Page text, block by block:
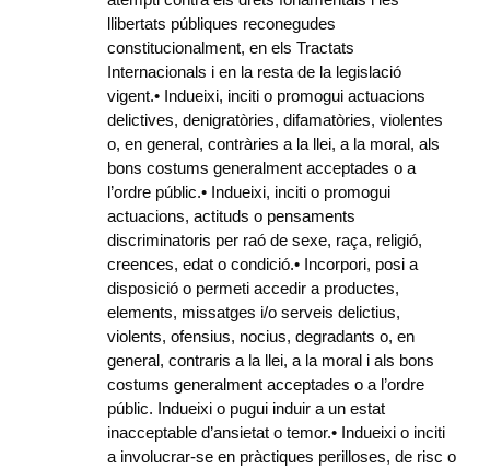
llibertats públiques reconegudes
constitucionalment, en els Tractats
Internacionals i en la resta de la legislació
vigent.• Indueixi, inciti o promogui actuacions
delictives, denigratòries, difamatòries, violentes
o, en general, contràries a la llei, a la moral, als
bons costums generalment acceptades o a
l’ordre públic.• Indueixi, inciti o promogui
actuacions, actituds o pensaments
discriminatoris per raó de sexe, raça, religió,
creences, edat o condició.• Incorpori, posi a
disposició o permeti accedir a productes,
elements, missatges i/o serveis delictius,
violents, ofensius, nocius, degradants o, en
general, contraris a la llei, a la moral i als bons
costums generalment acceptades o a l’ordre
públic. Indueixi o pugui induir a un estat
inacceptable d’ansietat o temor.• Indueixi o inciti
a involucrar-se en pràctiques perilloses, de risc o